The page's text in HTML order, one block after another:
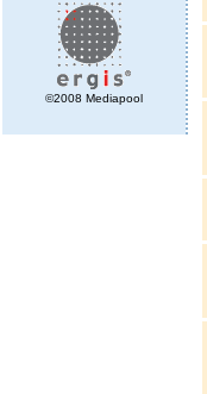
©2008 Mediapool